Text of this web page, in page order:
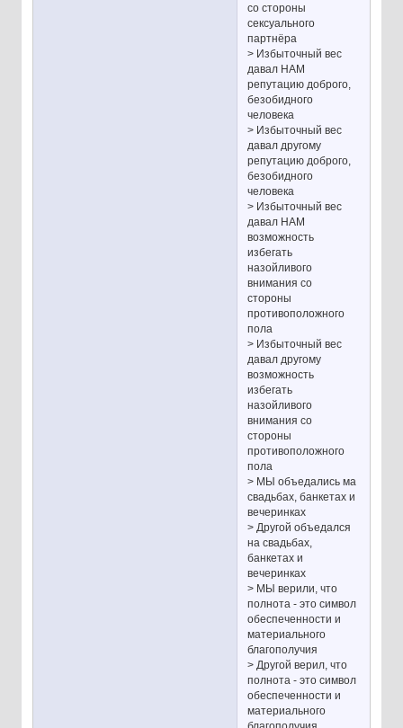
со стороны
сексуального
партнёра
> Избыточный вес
давал НАМ
репутацию доброго,
безобидного
человека
> Избыточный вес
давал другому
репутацию доброго,
безобидного
человека
> Избыточный вес
давал НАМ
возможность
избегать
назойливого
внимания со
стороны
противоположного
пола
> Избыточный вес
давал другому
возможность
избегать
назойливого
внимания со
стороны
противоположного
пола
> МЫ объедались ма
свадьбах, банкетах и
вечеринках
> Другой объедался
на свадьбах,
банкетах и
вечеринках
> МЫ верили, что
полнота - это символ
обеспеченности и
материального
благополучия
> Другой верил, что
полнота - это символ
обеспеченности и
материального